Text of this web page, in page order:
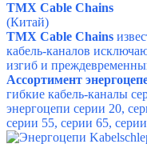
TMX Cable Chains
(Китай)
TMX Cable Chains
кабель-каналов
изгиб и
Ассортимент
гибкие кабель-каналы
энергоцепи серии 20,
серии 55, серии 65,